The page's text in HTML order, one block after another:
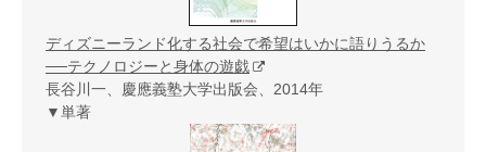
ディズニーランド化する社会で希望はいかに語りうるか
──テクノロジーと身体の遊戯
長谷川一、慶應義塾大学出版会、2014年
▼単著